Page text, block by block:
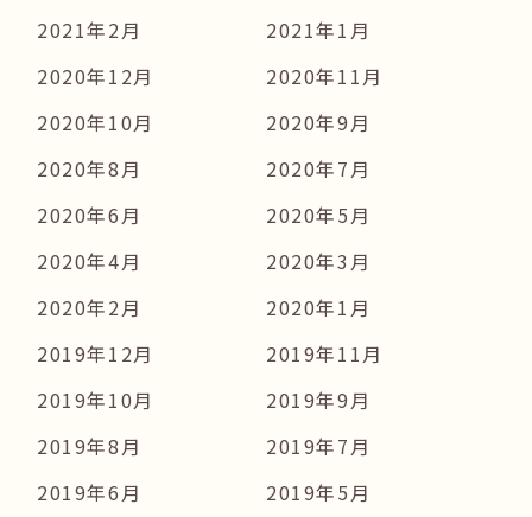
2021年2月
2021年1月
2020年12月
2020年11月
2020年10月
2020年9月
2020年8月
2020年7月
2020年6月
2020年5月
2020年4月
2020年3月
2020年2月
2020年1月
2019年12月
2019年11月
2019年10月
2019年9月
2019年8月
2019年7月
2019年6月
2019年5月